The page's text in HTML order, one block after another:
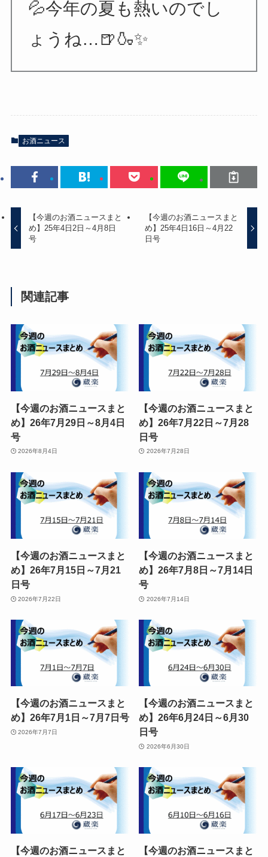
💦今年の夏も熱いのでし
ょうね…🍺🍶✨
お酒ニュース
【今週のお酒ニュースまと
め】25年4日2日～4月8日
号
【今週のお酒ニュースまと
め】25年4日16日～4月22
日号
関連記事
【今週のお酒ニュースまと
め】26年7月29日～8月4日
号
2026年8月4日
【今週のお酒ニュースまと
め】26年7月22日～7月28
日号
2026年7月28日
【今週のお酒ニュースまと
め】26年7月15日～7月21
日号
2026年7月22日
【今週のお酒ニュースまと
め】26年7月8日～7月14日
号
2026年7月14日
【今週のお酒ニュースまと
め】26年7月1日～7月7日号
2026年7月7日
【今週のお酒ニュースまと
め】26年6月24日～6月30
日号
2026年6月30日
【今週のお酒ニュースまと
【今週のお酒ニュースまと